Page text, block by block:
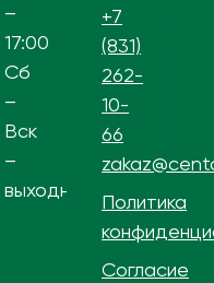
–
17:00
Сб
–
Вск
–
выходной
+7
(831)
262-
10-
66
Политика
Согласие